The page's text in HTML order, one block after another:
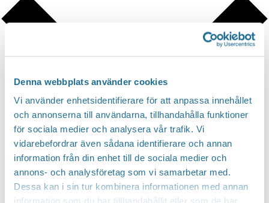
Denna webbplats använder cookies
Vi använder enhetsidentifierare för att anpassa innehållet
och annonserna till användarna, tillhandahålla funktioner
för sociala medier och analysera vår trafik. Vi
vidarebefordrar även sådana identifierare och annan
information från din enhet till de sociala medier och
annons- och analysföretag som vi samarbetar med.
Dessa kan i sin tur kombinera informationen med annan
information som du har tillhandahållit eller som de har
Google Kalender
iCalendar